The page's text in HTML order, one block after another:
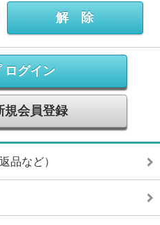
ログイン
規会員登録
品など）